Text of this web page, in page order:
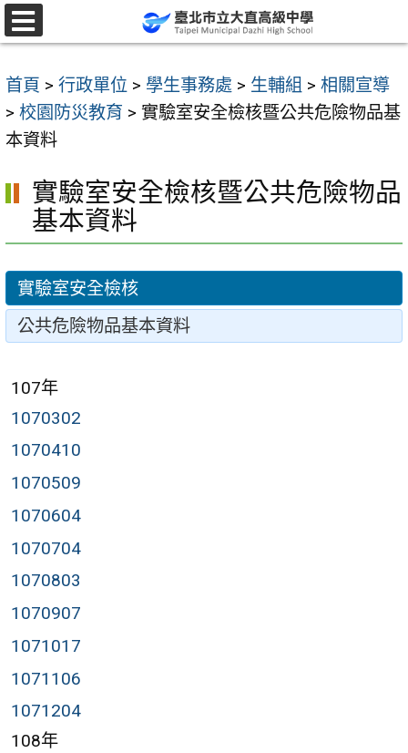
跳
至
要
內
容
首頁 > 行政單位 > 學生事務處 > 生輔組 > 相關宣導
> 校園防災教育 > 實驗室安全檢核暨公共危險物品基
本資料
實驗室安全檢核暨公共危險物品
基本資料
實驗室安全檢核
公共危險物品基本資料
107年
1070302
1070410
1070509
1070604
1070704
1070803
1070907
1071017
1071106
1071204
108年
選
單